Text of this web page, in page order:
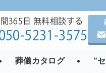
葬儀カタログ “
365日 無料相談する
5231-3575